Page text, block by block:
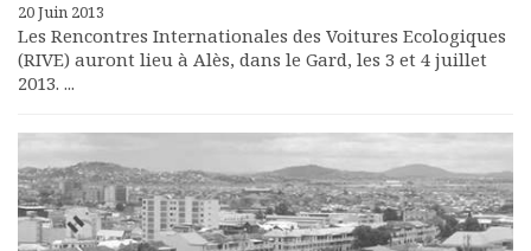
20 Juin 2013
Les Rencontres Internationales des Voitures Ecologiques
(RIVE) auront lieu à Alès, dans le Gard, les 3 et 4 juillet
2013. ...